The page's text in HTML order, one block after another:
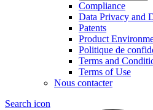
Compliance
Data Privacy and
Patents
Product
Politique de
Terms and
Terms of Use
Nous contacter
Search icon